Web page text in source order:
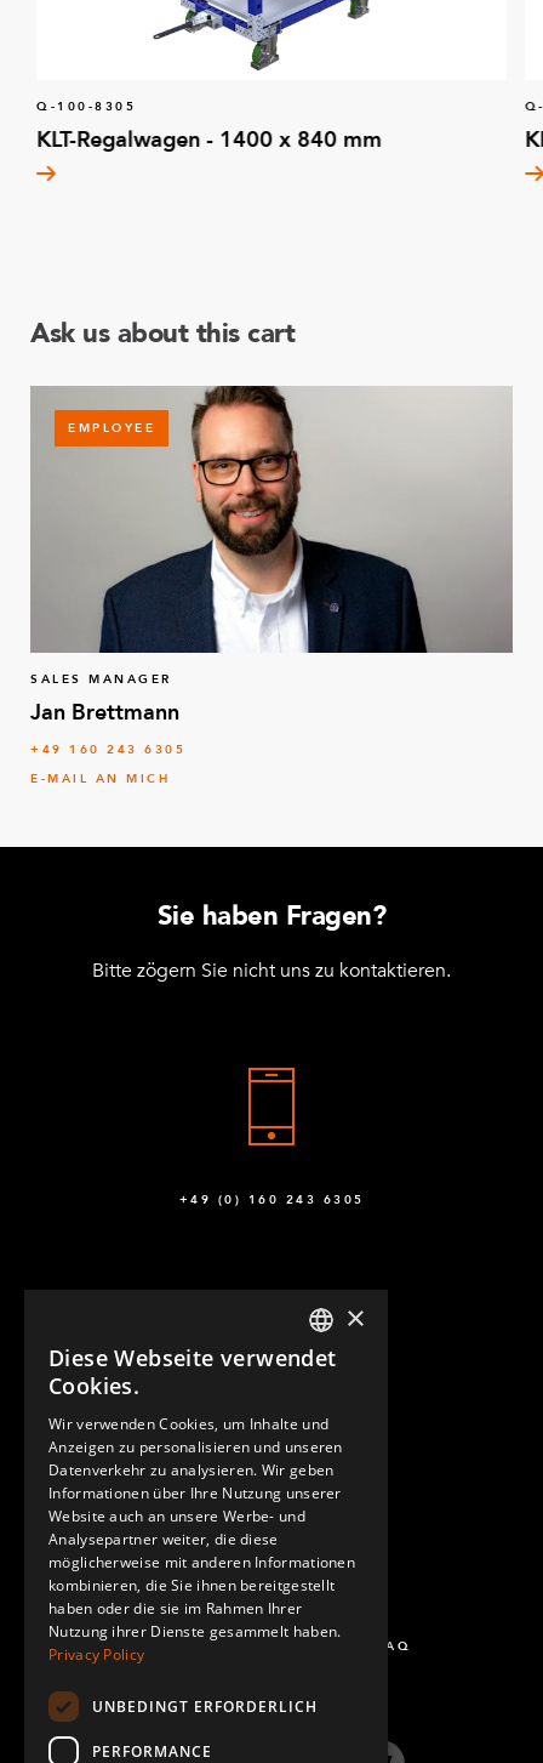
Q-100-8305
KLT-Regalwagen - 1400 x 840 mm
Ask us about this cart
EMPLOYEE
SALES MANAGER
Jan Brettmann
+49 160 243 6305
E-MAIL AN MICH
Sie haben Fragen?
Bitte zögern Sie nicht uns zu kontaktieren.
+49 (0) 160 243 6305
KONTAKT
FRAGEN UND ANTWORTEN - FAQ
ENGLISH
×
Diese Webseite verwendet
Cookies.
Wir verwenden Cookies, um Inhalte und
Anzeigen zu personalisieren und unseren
Datenverkehr zu analysieren. Wir geben
Informationen über Ihre Nutzung unserer
Website auch an unsere Werbe- und
Analysepartner weiter, die diese
möglicherweise mit anderen Informationen
kombinieren, die Sie ihnen bereitgestellt
haben oder die sie im Rahmen Ihrer
Nutzung ihrer Dienste gesammelt haben.
Privacy Policy
UNBEDINGT ERFORDERLICH
PERFORMANCE